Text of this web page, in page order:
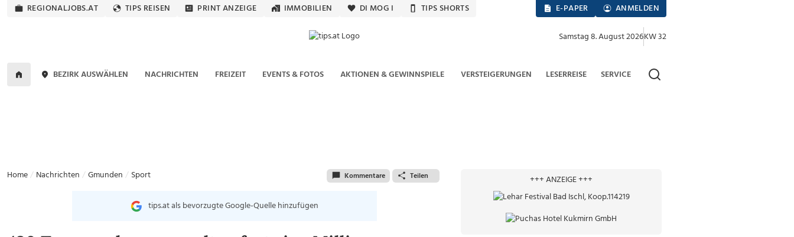
REGIONALJOBS.AT TIPS REISEN PRINT ANZEIGE IMMOBILIEN DI MOG I TIPS SHORTS E-PAPER ANMELDEN
Samstag 8. August 2026KW 32
BEZIRK AUSWÄHLEN NACHRICHTEN FREIZEIT EVENTS & FOTOS AKTIONEN & GEWINNSPIELE VERSTEIGERUNGEN LESERREISE SERVICE
Home Nachrichten Gmunden Sport Kommentare Teilen
tips.at als bevorzugte Google-Quelle hinzufügen
+++ ANZEIGE +++